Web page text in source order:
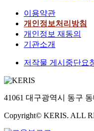
이용약관
개인정보처리방침
개인정보 재동의
기관소개
저작물 게시중단요
41061 대구광역시 동구
Copyright© KERIS. ALL